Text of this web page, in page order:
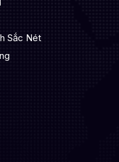
Sắc Nét